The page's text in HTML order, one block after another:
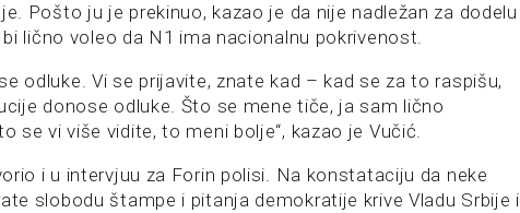
Pošto ju je prekinuo, kazao je da nije nadležan za dodelu
lično voleo da N1 ima nacionalnu pokrivenost.
odluke. Vi se prijavite, znate kad – kad se za to raspišu,
donose odluke. Što se mene tiče, ja sam lično
se vi više vidite, to meni bolje“, kazao je Vučić.
i u intervjuu za Forin polisi. Na konstataciju da neke
slobodu štampe i pitanja demokratije krive Vladu Srbije i